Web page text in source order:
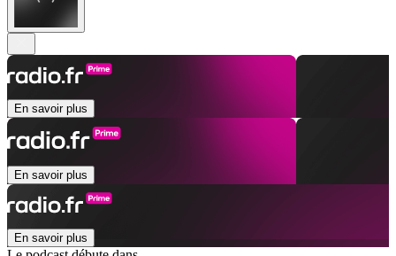
En savoir plus
En savoir plus
En savoir plus